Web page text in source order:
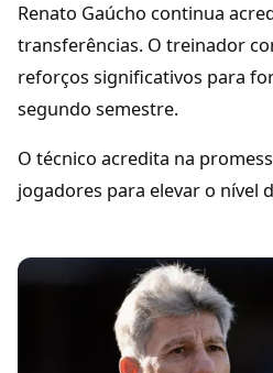
Renato Gaúcho continua
transferências. O treinador
reforços significativos para
segundo semestre.
O técnico acredita na
jogadores para elevar o nível